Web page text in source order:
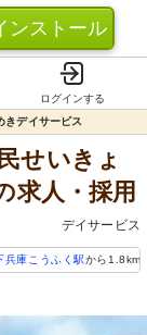
ンストール
ログインする
きデイサービス
せいきょ
求人・採用
デイサービス
兵庫こうふく駅から1.8km